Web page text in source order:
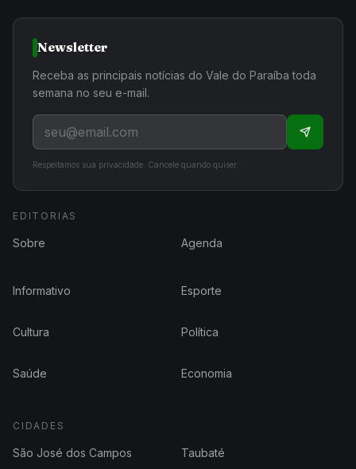
Newsletter
Receba as principais notícias do Vale do Paraíba toda
semana no seu e-mail.
Respeitamos sua privacidade. Cancele quando quiser.
EDITORIAS
Sobre Agenda
Informativo Esporte
Cultura Política
Saúde Economia
CIDADES
São José dos Campos Taubaté